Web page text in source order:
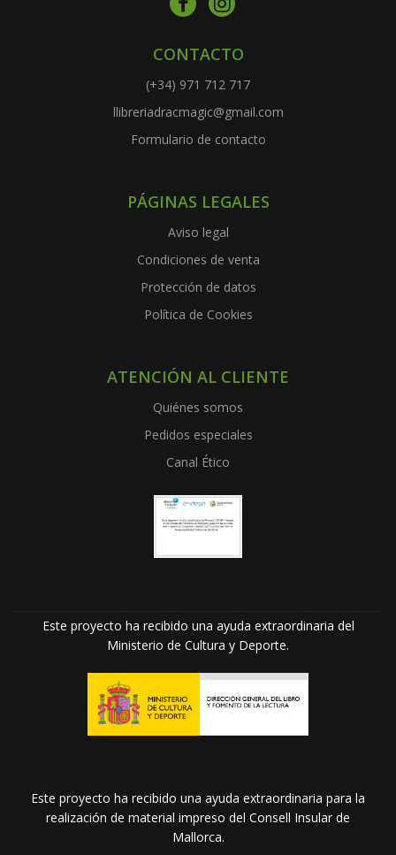
CONTACTO
(+34) 971 712 717
llibreriadracmagic@gmail.com
Formulario de contacto
PÁGINAS LEGALES
Aviso legal
Condiciones de venta
Protección de datos
Política de Cookies
ATENCIÓN AL CLIENTE
Quiénes somos
Pedidos especiales
Canal Ético
Este proyecto ha recibido una ayuda extraordinaria del
Ministerio de Cultura y Deporte.
Este proyecto ha recibido una ayuda extraordinaria para la
realización de material impreso del Consell Insular de
Mallorca.